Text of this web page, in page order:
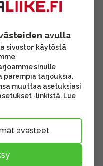
avulla
sivuston käytöstä
sinulle
parempia tarjouksia.
muuttaa asetuksiasi
-linkistä. Lue
evästeet